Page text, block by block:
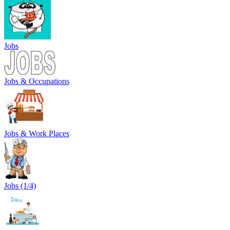
Jobs
Jobs & Occupations
Jobs & Work Places
Jobs (1/4)